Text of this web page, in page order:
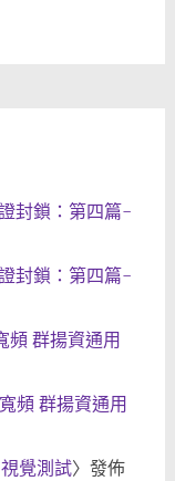
封鎖：第四篇-
封鎖：第四篇-
頻 群揚資通用
頻 群揚資通用
覺測試〉發佈